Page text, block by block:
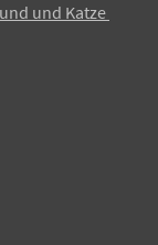
und Katze